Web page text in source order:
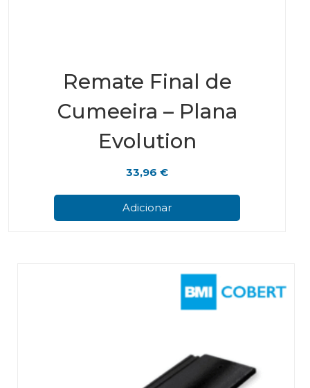
Remate Final de
Cumeeira – Plana
Evolution
33,96€
Adicionar